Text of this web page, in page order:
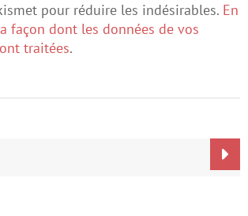
pour réduire les indésirables. En
façon dont les données de vos
traitées.